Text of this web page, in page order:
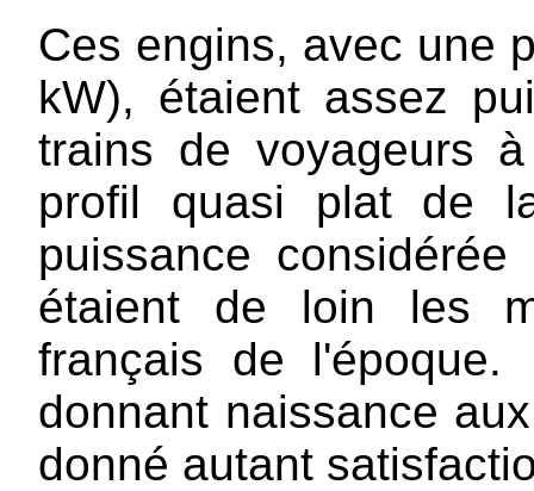
Ces engins, avec une
kW), étaient assez
trains de voyageurs
profil quasi plat de
puissance
étaient de loin les
français de
donnant naissance
donné autant